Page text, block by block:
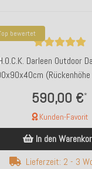
bewertet
Darleen Outdoor
(Rückenhöhe
590,00 €*
Kunden-Favorit
In den
Lieferzeit: 2 - 3